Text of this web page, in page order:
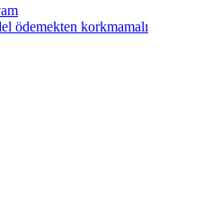
ödemekten korkmamalı